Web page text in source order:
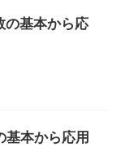
の基本から応
基本から応用